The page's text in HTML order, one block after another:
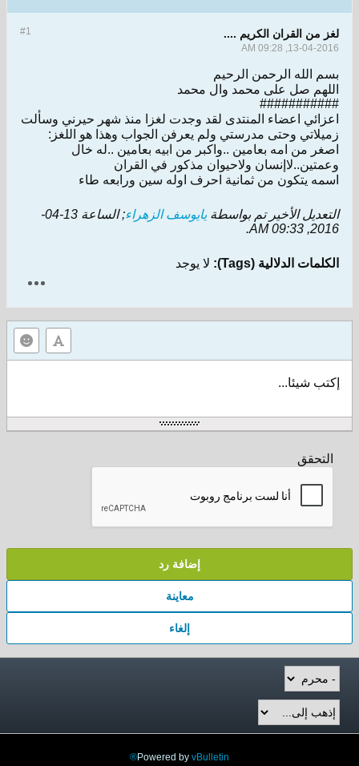
#1 لغز من القران الكريم ....
13-04-2016, 09:28 AM
بسم الله الرحمن الرحيم
اللهم صل على محمد وال محمد
###########
اعزائي اعضاء المنتدى لقد وجدت لغزا منذ شهر حيرني وسألت
زميلاتي وحتى مدرستي ولم يعرفن الجواب وهذا هو اللغز:
اصغر من امه بعامين ..واكبر من ابيه بعامين ..له خال
وعمتين..لاإنسان ولاحيوان مذكور في القران
اسمه يتكون من ثمانية احرف اوله سين ورابعه طاء
التعديل الأخير تم بواسطة يايوسف الزهراء; الساعة
13-04-
2016, 09:33 AM
.
الكلمات الدلالية (Tags): لا يوجد
إكتب شيئا...
التحقق
إضافة رد
معاينة
إلغاء
Powered by vBulletin®